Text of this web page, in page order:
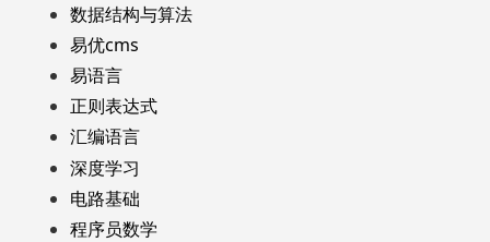
数据结构与算法
易优cms
易语言
正则表达式
汇编语言
深度学习
电路基础
程序员数学